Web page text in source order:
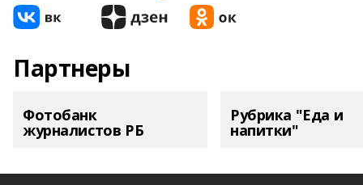
Партнеры
Фотобанк
журналистов РБ
Рубрика "Еда и
напитки"